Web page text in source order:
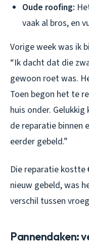
Oude roofing:
vaak al bros, en
Vorige week was ik
“Ik dacht dat die
gewoon roet was.
Toen begon het te
huis onder.
de reparatie binnen
eerder gebeld.”
Die reparatie kostte
nieuw gebeld, was
verschil tussen
Pannendaken: